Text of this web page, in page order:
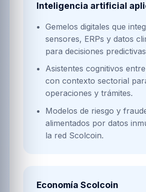
Inteligencia artificial
Gemelos digitales que
sensores, ERPs y datos
para decisiones
Asistentes cognitivos
con contexto sectorial
operaciones y trámites.
Modelos de riesgo y
alimentados por datos
la red Scolcoin.
Economía Scolcoin